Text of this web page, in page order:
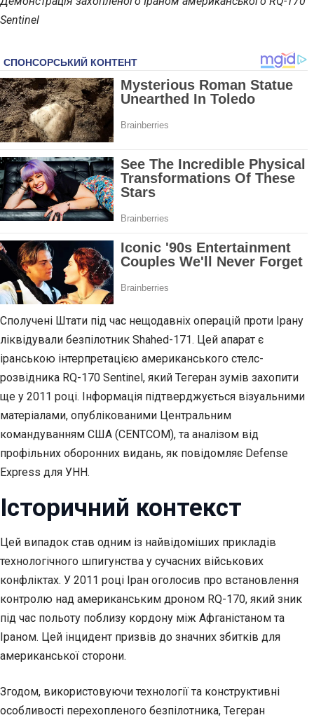
Sentinel
Сполучені Штати під час нещодавніх операцій проти Ірану
ліквідували безпілотник Shahed-171. Цей апарат є
іранською інтерпретацією американського стелс-
розвідника RQ-170 Sentinel, який Тегеран зумів захопити
ще у 2011 році. Інформація підтверджується візуальними
матеріалами, опублікованими Центральним
командуванням США (CENTCOM), та аналізом від
профільних оборонних видань, як повідомляє Defense
Express для УНН.
Історичний контекст
Цей випадок став одним із найвідоміших прикладів
технологічного шпигунства у сучасних військових
конфліктах. У 2011 році Іран оголосив про встановлення
контролю над американським дроном RQ-170, який зник
під час польоту поблизу кордону між Афганістаном та
Іраном. Цей інцидент призвів до значних збитків для
американської сторони.
Згодом, використовуючи технології та конструктивні
особливості перехопленого безпілотника, Тегеран